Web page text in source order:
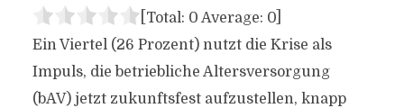
[Total: 0 Average: 0]
Ein Viertel (26 Prozent) nutzt die Krise als
Impuls, die betriebliche Altersversorgung
(bAV) jetzt zukunftsfest aufzustellen, knapp